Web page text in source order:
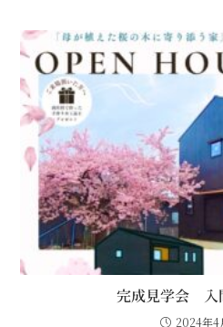
完成見学会 入
2024年4